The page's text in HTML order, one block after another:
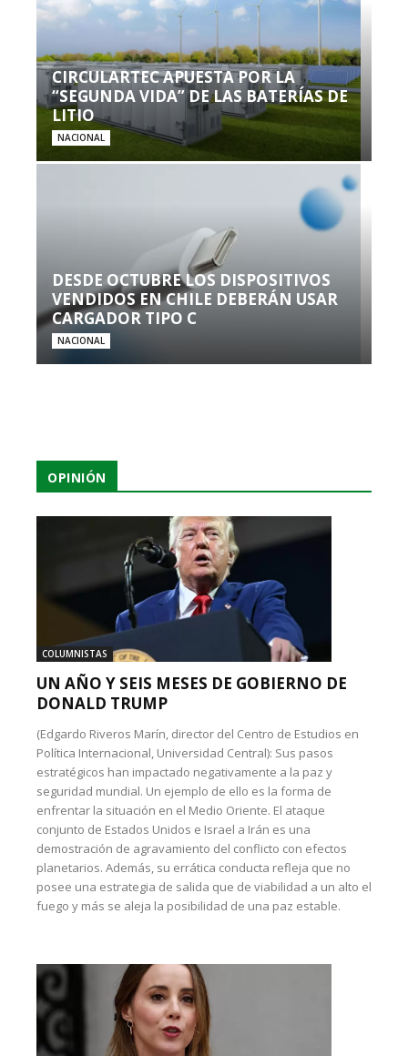
CIRCULARTEC APUESTA POR LA
“SEGUNDA VIDA” DE LAS BATERÍAS DE
LITIO
NACIONAL
DESDE OCTUBRE LOS DISPOSITIVOS
VENDIDOS EN CHILE DEBERÁN USAR
CARGADOR TIPO C
NACIONAL
OPINIÓN
COLUMNISTAS
UN AÑO Y SEIS MESES DE GOBIERNO DE
DONALD TRUMP
(Edgardo Riveros Marín, director del Centro de Estudios en
Política Internacional, Universidad Central): Sus pasos
estratégicos han impactado negativamente a la paz y
seguridad mundial. Un ejemplo de ello es la forma de
enfrentar la situación en el Medio Oriente. El ataque
conjunto de Estados Unidos e Israel a Irán es una
demostración de agravamiento del conflicto con efectos
planetarios. Además, su errática conducta refleja que no
posee una estrategia de salida que de viabilidad a un alto el
fuego y más se aleja la posibilidad de una paz estable.